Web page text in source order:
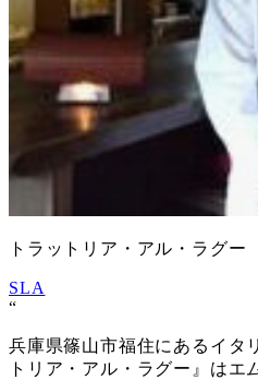
トラットリア・アル・ラグ
SLA
“
兵庫県篠山市福住にあるイタ
トリア・アル・ラグー』はエ